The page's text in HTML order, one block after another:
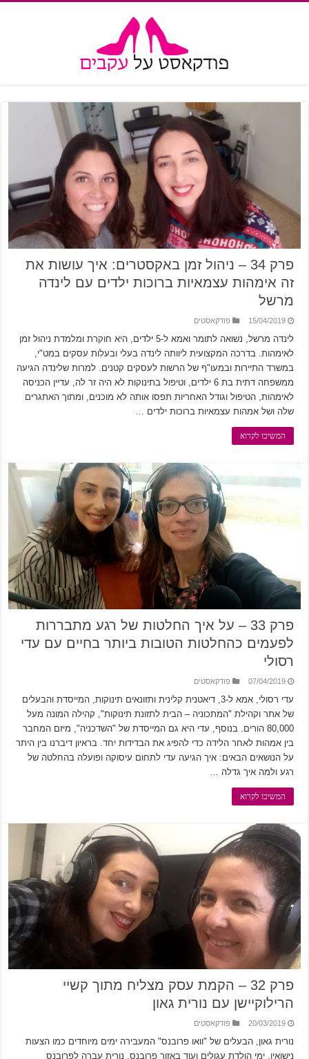
פרק 34 – ניהול זמן באקסטרים: איך עושות את
זה אימהות עצמאיות ברוכות ילדים עם לינדה
מרשל
15/04/2019 פודקאסטים
לינדה מרשל, נשואה לתומר ואמא ל-5 ילדים, היא חוקרת ומלמדת ניהול זמן
לאימהות. בדרכה המקצועית ליוותה לינדה בעלי ובעלות עסקים במט"י,
במשרד התיירות ובמעו"ף של הרשות לעסקים קטנים. למרות שלינדה הגיעה
ממשפחה דתית בת 6 ילדים, וטיפול בתינוקות לא היה זר לה, עדיין הכניסה
לאימהות, הטיפול וגודל האחריות תפסו אותה לא מוכנים, ומתוך האתגרים
שלה ושל אמהות עצמאיות ברוכות ילדים …
המשיכו לקרוא
פרק 33 – על איך החלטות של רגע מתבררות
לפעמים כהחלטות הטובות ביותר בחיים עם עדי
רסולי
07/04/2019 פודקאסטים
עדי רסולי, אמא ל-3, דיאטנית קלינית ותזונאים תינוקות, המייסדת והבעלים
של אתר וקהילת "המתכוניה – הבית לתזונת תינוקות", קהילה המונה מעל
80,000 הורים. בנוסף, עדי היא גם המייסדת של "השדכניה", מיזם המחבר
בין אמהות לאחר הלידה כדי להפיג את הבדידות יחד. בראיון דיברנו בין היתר
על הנושאים הבאים: איך הגיעה עדי לתחום עיסוקה ופועלה בהחלטה של
רגע ולמה איך גדלה …
המשיכו לקרוא
פרק 32 – הקמת עסק מצליח מתוך קשיי
הרילוקיישן עם נורית גאון
20/03/2019 פודקאסטים
נורית גאון, הבעלים של "וואו פרובנס" המעבירה ימים מיוחדים כמו הצעות
נישואין, ימי הולדת עגולים ועוד באזור פרובנס. נורית עברה לפרובנס